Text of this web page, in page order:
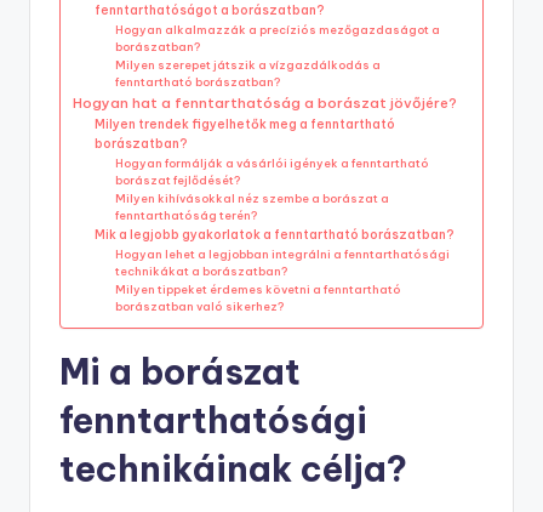
fenntarthatóságot a borászatban?
Hogyan alkalmazzák a precíziós mezőgazdaságot a
borászatban?
Milyen szerepet játszik a vízgazdálkodás a
fenntartható borászatban?
Hogyan hat a fenntarthatóság a borászat jövőjére?
Milyen trendek figyelhetők meg a fenntartható
borászatban?
Hogyan formálják a vásárlói igények a fenntartható
borászat fejlődését?
Milyen kihívásokkal néz szembe a borászat a
fenntarthatóság terén?
Mik a legjobb gyakorlatok a fenntartható borászatban?
Hogyan lehet a legjobban integrálni a fenntarthatósági
technikákat a borászatban?
Milyen tippeket érdemes követni a fenntartható
borászatban való sikerhez?
Mi a borászat
fenntarthatósági
technikáinak célja?